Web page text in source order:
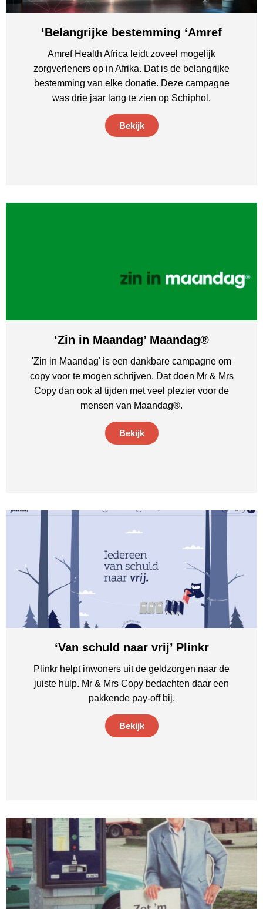
‘Belangrijke bestemming ‘Amref
Amref Health Africa leidt zoveel mogelijk
zorgverleners op in Afrika. Dat is de belangrijke
bestemming van elke donatie. Deze campagne
was drie jaar lang te zien op Schiphol.
Bekijk
‘Zin in Maandag’ Maandag®
'Zin in Maandag' is een dankbare campagne om
copy voor te mogen schrijven. Dat doen Mr & Mrs
Copy dan ook al tijden met veel plezier voor de
mensen van Maandag®.
Bekijk
‘Van schuld naar vrij’ Plinkr
Plinkr helpt inwoners uit de geldzorgen naar de
juiste hulp. Mr & Mrs Copy bedachten daar een
pakkende pay-off bij.
Bekijk